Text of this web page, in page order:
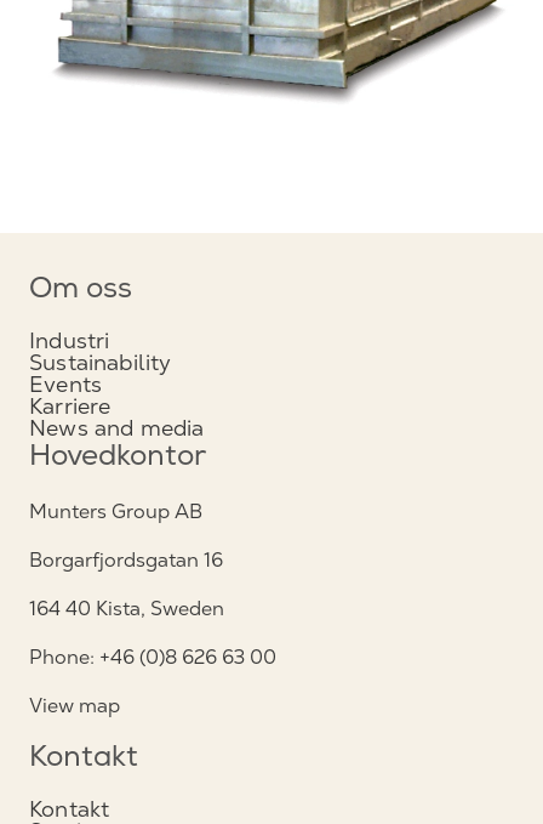
Om oss
Industri
Sustainability
Events
Karriere
News and media
Hovedkontor
Munters Group AB
Borgarfjordsgatan 16
164 40 Kista, Sweden
Phone: +46 (0)8 626 63 00
View map
Kontakt
Kontakt